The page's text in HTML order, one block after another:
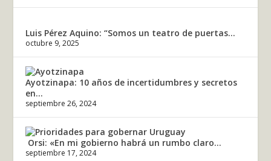
Luis Pérez Aquino: “Somos un teatro de puertas...
octubre 9, 2025
Ayotzinapa: 10 años de incertidumbres y secretos
en...
septiembre 26, 2024
Orsi: «En mi gobierno habrá un rumbo claro...
septiembre 17, 2024